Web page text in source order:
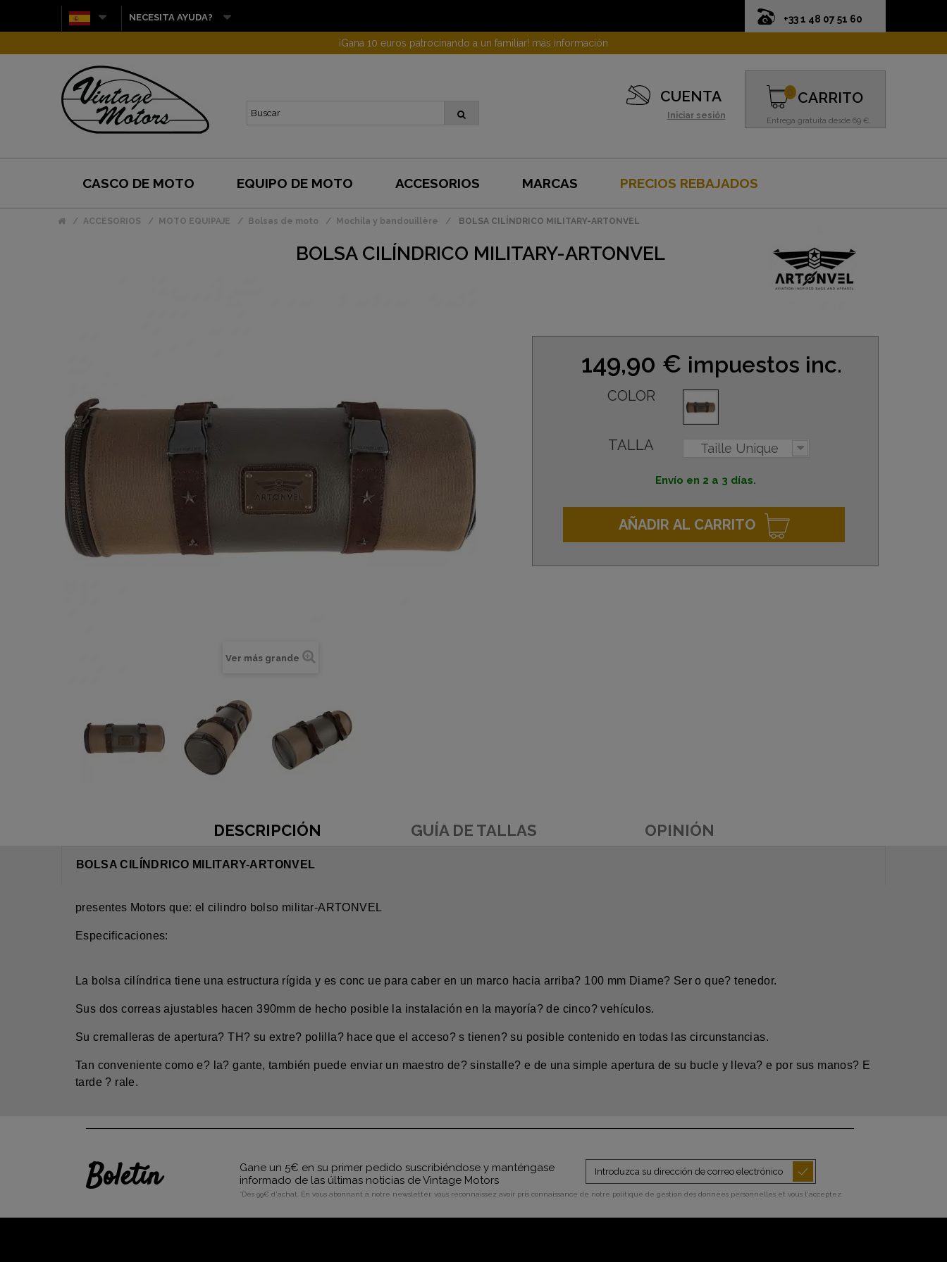
+33 1 48 07 51 60
NECESITA AYUDA?
¡Gana 10 euros patrocinando a un familiar! más información
CUENTA
Iniciar sesión
CARRITO
Entrega gratuita desde 69 €.
0
CASCO DE MOTO EQUIPO DE MOTO ACCESORIOS MARCAS PRECIOS REBAJADOS
ACCESORIOS MOTO EQUIPAJE Bolsas de moto Mochila y bandouillère BOLSA CILÍNDRICO MILITARY-ARTONVEL
BOLSA CILÍNDRICO MILITARY-ARTONVEL
Ver más grande
149,90 € impuestos inc.
COLOR
TALLA Taille Unique
Envío en 2 a 3 días.
AÑADIR AL CARRITO
DESCRIPCIÓN GUÍA DE TALLAS OPINIÓN
BOLSA CILÍNDRICO MILITARY-ARTONVEL
presentes Motors que: el cilindro bolso militar-ARTONVEL
Especificaciones:
La bolsa cilíndrica tiene una estructura rígida y es conc ue para caber en un marco hacia arriba? 100 mm Diame? Ser o que? tenedor.
Sus dos correas ajustables hacen 390mm de hecho posible la instalación en la mayoría? de cinco? vehículos.
Su cremalleras de apertura? TH? su extre? polilla? hace que el acceso? s tienen? su posible contenido en todas las circunstancias.
Tan conveniente como e? la? gante, también puede enviar un maestro de? sinstalle? e de una simple apertura de su bucle y lleva? e por sus manos? E
tarde ? rale.
Boletín
Gane un 5€ en su primer pedido suscribiéndose y manténgase
informado de las últimas noticias de Vintage Motors
*Dès 99€ d'achat. En vous abonnant à notre newsletter, vous reconnaissez avoir pris connaissance de notre politique de gestion des données personnelles et vous l'acceptez.